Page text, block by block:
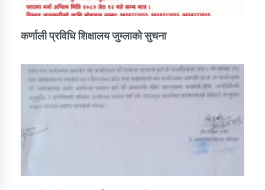
कर्णाली प्रविधि शिक्षालय जुम्लाको सुचना